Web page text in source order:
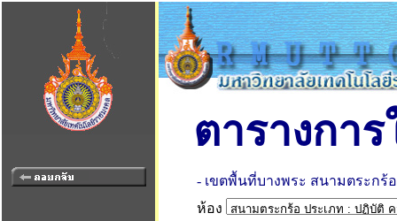
ตารางกา
- เขตพื้นที่บางพระ สนามตระกร้อ
ห้อง